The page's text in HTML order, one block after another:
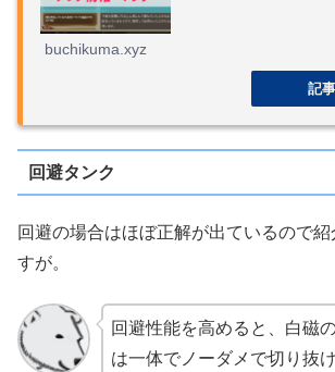
buchikuma.xyz
回避タンク
回避の場合はほぼ正解が出ているので
すが。
回避性能を高めると、白磁
は一体でノーダメで切り抜